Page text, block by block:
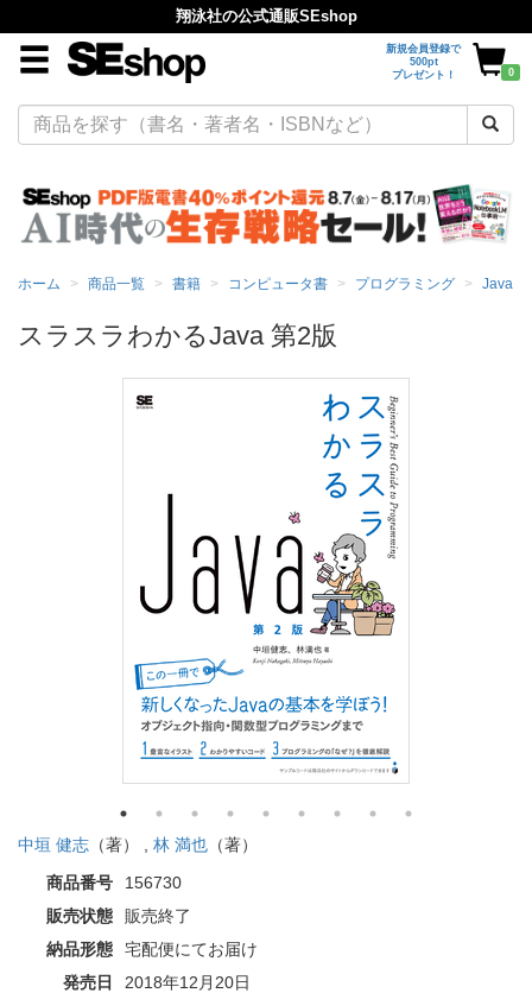
翔泳社の公式通販SEshop
新規会員登録で
500pt
プレゼント！
0
ホーム 商品一覧 書籍 コンピュータ書 プログラミング Java
スラスラわかるJava 第2版
中垣 健志 （著） , 林 満也 （著）
商品番号
156730
販売状態
販売終了
納品形態
宅配便にてお届け
発売日
2018年12月20日